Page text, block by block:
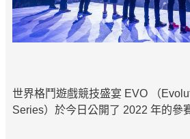
世界格鬥遊戲競技盛宴 EVO （
Series）於今日公開了 2022 年的參